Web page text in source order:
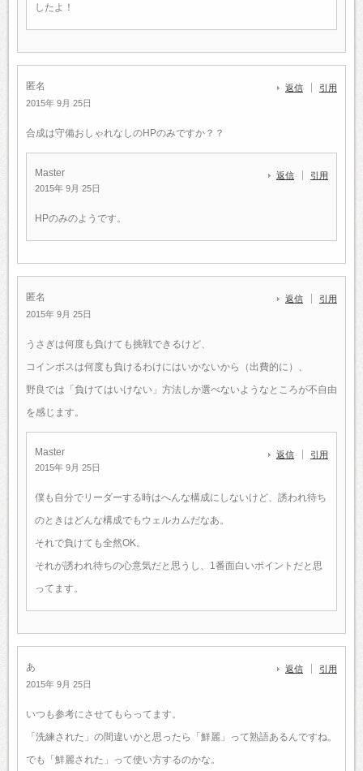
したよ！
匿名
2015年 9月 25日
返信 引用
合成は守備おしゃれなしのHPのみですか？？
Master
2015年 9月 25日
返信 引用
HPのみのようです。
匿名
2015年 9月 25日
返信 引用
うさぎは何度も負けても挑戦できるけど、
コインボスは何度も負けるわけにはいかないから（出費的に）、
野良では「負けてはいけない」方法しか選べないようなところが不自由
を感じます。
Master
2015年 9月 25日
返信 引用
僕も自分でリーダーする時はへんな構成にしないけど、誘われ待ち
のときはどんな構成でもウェルカムだなあ。
それで負けても全然OK。
それが誘われ待ちの心意気だと思うし、1番面白いポイントだと思
ってます。
あ
2015年 9月 25日
返信 引用
いつも参考にさせてもらってます。
「洗練された」の間違いかと思ったら「鮮麗」って熟語あるんですね。
でも「鮮麗された」って使い方するのかな。